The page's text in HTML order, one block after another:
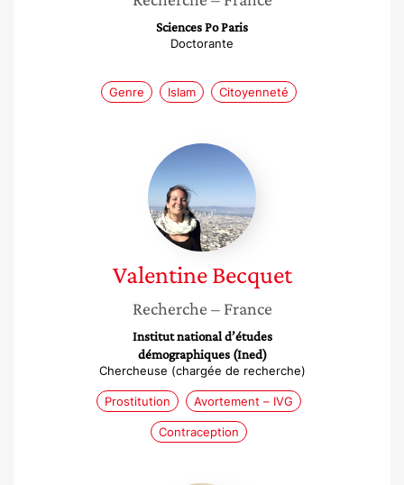
Sciences Po Paris
Doctorante
Genre Islam Citoyenneté
Valentine
Becquet
Valentine Becquet
Recherche – France
Institut national d’études
démographiques (Ined)
Chercheuse (chargée de recherche)
Prostitution Avortement – IVG
Contraception